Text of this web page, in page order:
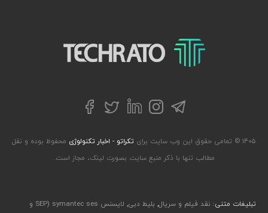
تکراتو – زندگی با تکنولوژی
تلگراماینستاگرام
لینکداینتوییترفیسبوک
۱۴۰۵ © تمامی حقوق این وب سایت برای تکراتو - اخبار تکنولوژی محفوظ بوده و نقل
مطالب تنها با ذکر منبع سایت بصورت لینک، مجاز است.
تبلیغات متنی: نقد فیلم و سریال, بلیط دبی, لایسنس symantec ses (SEP و